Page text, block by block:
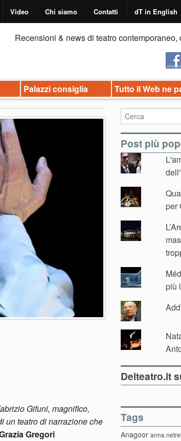
Video Chi siamo Contatti dT in English
Recensioni & news di teatro
Palazzi consiglia Tutto il Web ne
Gifuni, magnifico,
un teatro di narrazione che
Gregori
Post più
per
più
Delteatro.it
Tags
Anagoor anna